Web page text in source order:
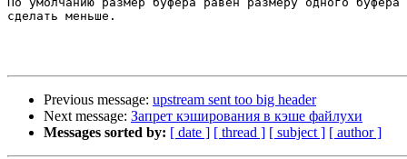
сделать меньше.
Previous message: upstream sent too big header
Next message: Запрет кэширования в кэше файлухи
Messages sorted by: [ date ] [ thread ] [ subject ] [ author ]